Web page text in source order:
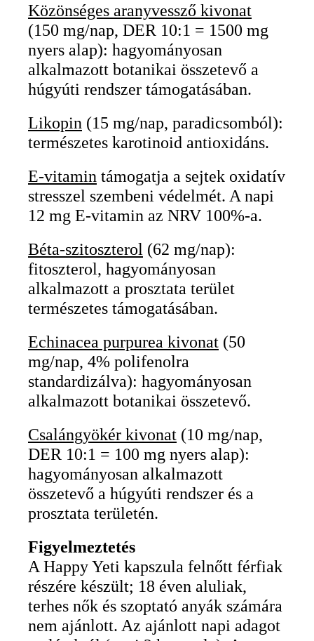
Közönséges aranyvessző kivonat
(150 mg/nap, DER 10:1 = 1500 mg
nyers alap): hagyományosan
alkalmazott botanikai összetevő a
húgyúti rendszer támogatásában.
Likopin (15 mg/nap, paradicsomból):
természetes karotinoid antioxidáns.
E-vitamin támogatja a sejtek oxidatív
stresszel szembeni védelmét. A napi
12 mg E-vitamin az NRV 100%-a.
Béta-szitoszterol (62 mg/nap):
fitoszterol, hagyományosan
alkalmazott a prosztata terület
természetes támogatásában.
Echinacea purpurea kivonat (50
mg/nap, 4% polifenolra
standardizálva): hagyományosan
alkalmazott botanikai összetevő.
Csalángyökér kivonat (10 mg/nap,
DER 10:1 = 100 mg nyers alap):
hagyományosan alkalmazott
összetevő a húgyúti rendszer és a
prosztata területén.
Figyelmeztetés
A Happy Yeti kapszula felnőtt férfiak
részére készült; 18 éven aluliak,
terhes nők és szoptató anyák számára
nem ajánlott. Az ajánlott napi adagot